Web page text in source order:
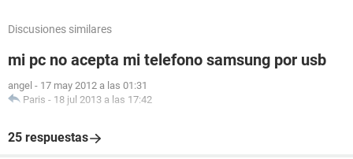
Discusiones similares
mi pc no acepta mi telefono samsung por usb
angel - 17 may 2012 a las 01:31
Paris - 18 jul 2013 a las 17:42
25 respuestas